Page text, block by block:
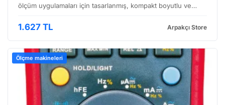
ölçüm uygulamaları için tasarlanmış, kompakt boyutlu ve
görüleceği üzere, kırmızı renkli, ergonomik …
1.627 TL Arpakçı Store
Ölçme makineleri